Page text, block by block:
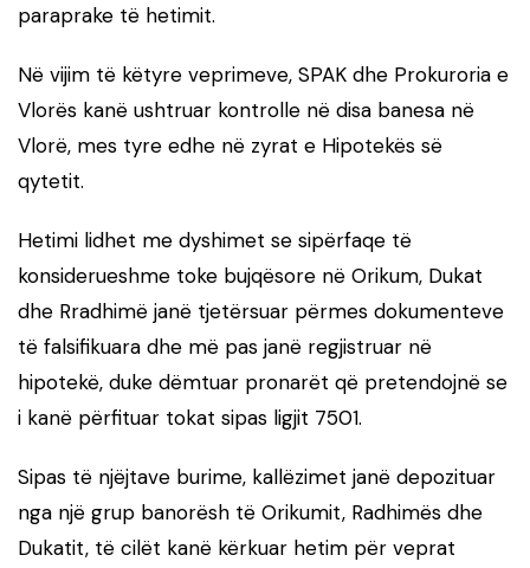
paraprake të hetimit.
Në vijim të këtyre veprimeve, SPAK dhe Prokuroria e
Vlorës kanë ushtruar kontrolle në disa banesa në
Vlorë, mes tyre edhe në zyrat e Hipotekës së
qytetit.
Hetimi lidhet me dyshimet se sipërfaqe të
konsiderueshme toke bujqësore në Orikum, Dukat
dhe Rradhimë janë tjetërsuar përmes dokumenteve
të falsifikuara dhe më pas janë regjistruar në
hipotekë, duke dëmtuar pronarët që pretendojnë se
i kanë përfituar tokat sipas ligjit 7501.
Sipas të njëjtave burime, kallëzimet janë depozituar
nga një grup banorësh të Orikumit, Radhimës dhe
Dukatit, të cilët kanë kërkuar hetim për veprat